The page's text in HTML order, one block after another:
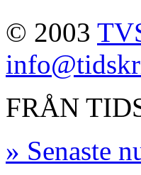
© 2003
FRÅN
» Senaste